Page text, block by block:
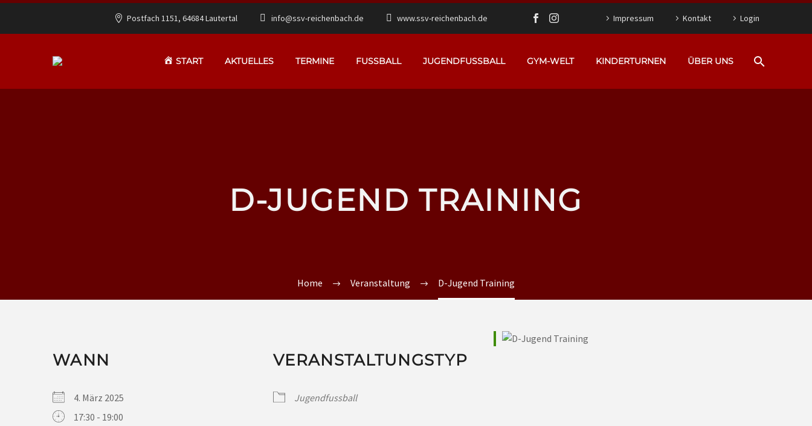
Postfach 1151, 64684 Lautertal info@ssv-reichenbach.de www.ssv-reichenbach.de Impressum Kontakt Login
START AKTUELLES TERMINE FUSSBALL JUGENDFUSSBALL GYM-WELT KINDERTURNEN ÜBER UNS
D-JUGEND TRAINING
Home Veranstaltung D-Jugend Training
WANN
4. März 2025
17:30 - 19:00
VERANSTALTUNGSTYP
Jugendfussball